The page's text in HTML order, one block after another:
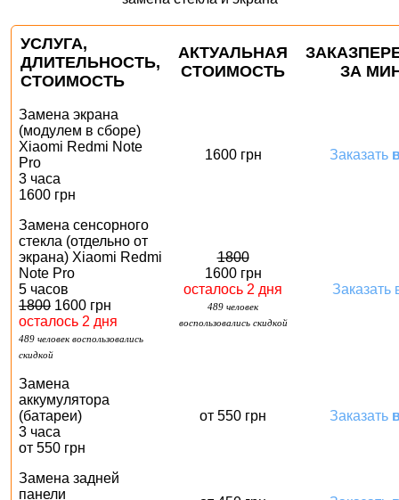
УСЛУГА,
ДЛИТЕЛЬНОСТЬ,
СТОИМОСТЬ
АКТУАЛЬНАЯ
СТОИМОСТЬ
ЗАКАЗ
ЗА
Замена экрана
(модулем в сборе)
Xiaomi Redmi Note
Pro
3 часа
1600 грн
1600 грн Заказать
Замена сенсорного
стекла (отдельно от
экрана) Xiaomi Redmi
Note Pro
5 часов
1800 1600 грн
осталось 2 дня
489 человек воспользовались
скидкой
1800
1600 грн
осталось 2 дня
489 человек
воспользовались скидкой
Заказать
Замена
аккумулятора
(батареи)
3 часа
от 550 грн
от 550 грн Заказать
Замена задней
панели